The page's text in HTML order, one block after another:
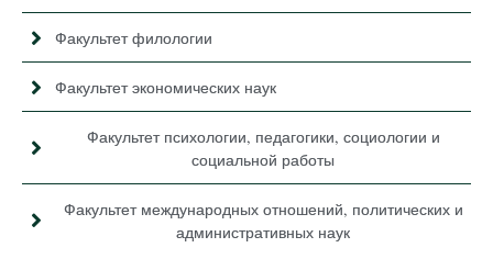
Факультет филологии
Факультет экономических наук
Факультет психологии, педагогики, социологии и
социальной работы
Факультет международных отношений, политических и
административных наук